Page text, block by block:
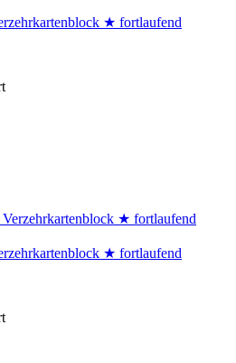
★ fortlaufend
★ fortlaufend